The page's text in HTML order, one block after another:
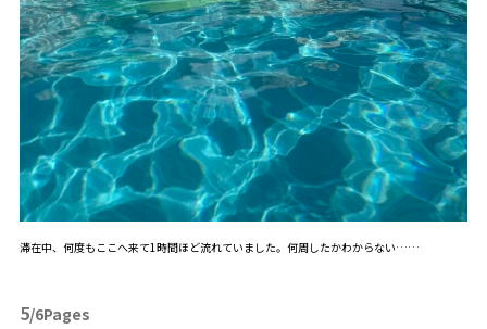
滞在中、何度もここへ来て1時間ほど流れていました。何周したかわからない……
5/6Pages